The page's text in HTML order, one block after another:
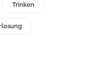
Trinken